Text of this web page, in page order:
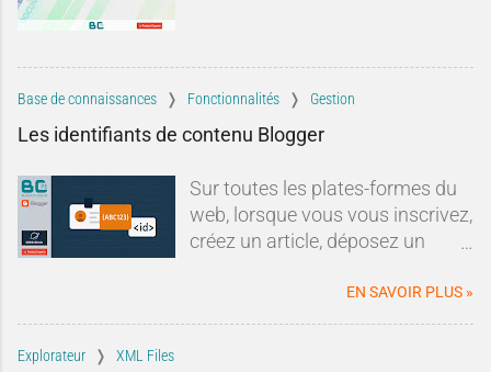
Base de connaissances Fonctionnalités Gestion
Les identifiants de contenu Blogger
Sur toutes les plates-formes du
web, lorsque vous vous inscrivez,
créez un article, déposez un
effectuez une quelconque action
qui requiert un enregistrement, le
EN SAVOIR PLUS »
Explorateur XML Files